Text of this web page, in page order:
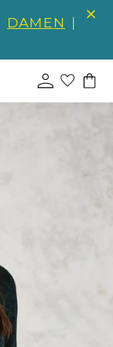
DAMEN |